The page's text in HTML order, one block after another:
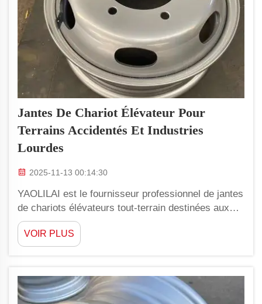
Jantes De Chariot Élévateur Pour
Terrains Accidentés Et Industries
Lourdes
2025-11-13 00:14:30
YAOLILAI est le fournisseur professionnel de jantes
de chariots élévateurs tout-terrain destinées aux
terrains accidentés et aux applications dans les
industries lourdes. Nous visons à offrir des jantes
durables et de haute qualité, idéales pour les
VOIR PLUS